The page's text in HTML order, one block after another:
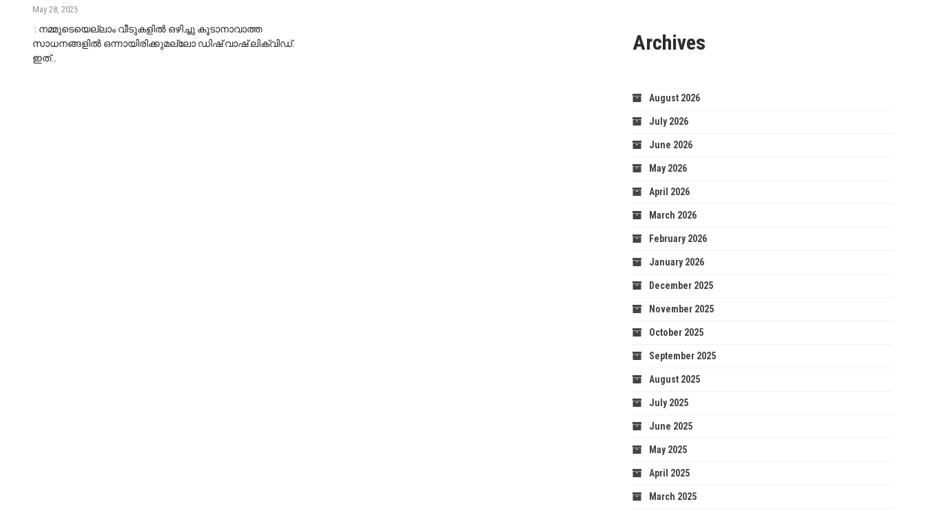
May 28, 2025
: നമ്മുടെയെല്ലാം വീടുകളിൽ ഒഴിച്ചു കൂടാനാവാത്ത
സാധനങ്ങളിൽ ഒന്നായിരിക്കുമല്ലോ ഡിഷ് വാഷ് ലിക്വിഡ്.
ഇത്…
Archives
August 2026
July 2026
June 2026
May 2026
April 2026
March 2026
February 2026
January 2026
December 2025
November 2025
October 2025
September 2025
August 2025
July 2025
June 2025
May 2025
April 2025
March 2025